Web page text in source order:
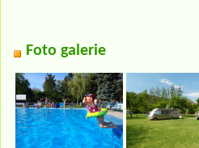
Foto galerie